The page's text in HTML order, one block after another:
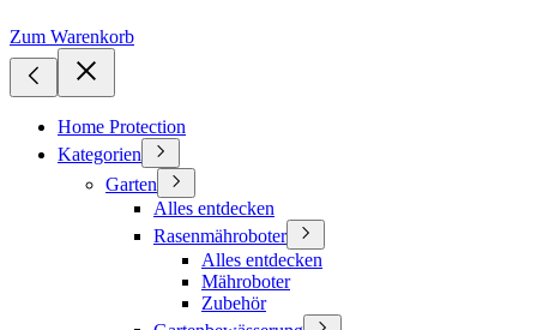
Zum Warenkorb
Home Protection
Kategorien
Garten
Alles entdecken
Rasenmähroboter
Alles entdecken
Mähroboter
Zubehör